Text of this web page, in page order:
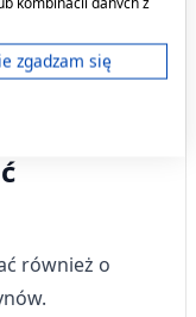
nie
również o
i wysyłane do USA.
witryny/aplikacji.
IAB)
do
zgadzam się